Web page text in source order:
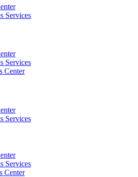
Services
Services
Center
Services
Services
Center